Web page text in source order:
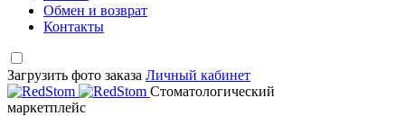
Обмен и возврат
Контакты
Загрузить фото заказа Личный кабинет
Стоматологический
маркетплейс